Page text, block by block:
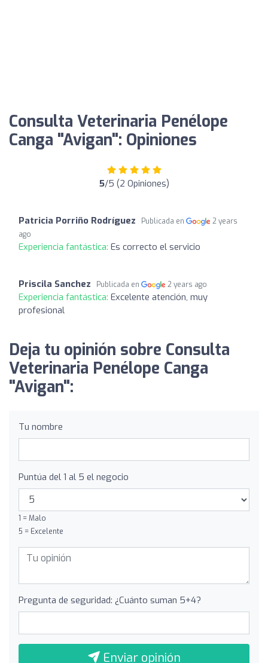
Consulta Veterinaria Penélope
Canga "Avigan": Opiniones
5/5 (2 Opiniones)
Patricia Porriño Rodríguez Publicada en
2 years
ago
Experiencia fantástica: Es correcto el servicio
Priscila Sanchez Publicada en 2 years ago
Experiencia fantástica: Excelente atención, muy
profesional
Deja tu opinión sobre Consulta
Veterinaria Penélope Canga
"Avigan":
Tu nombre
Puntúa del 1 al 5 el negocio
1 = Malo
5 = Excelente
Pregunta de seguridad: ¿Cuánto suman 5+4?
Enviar opinión